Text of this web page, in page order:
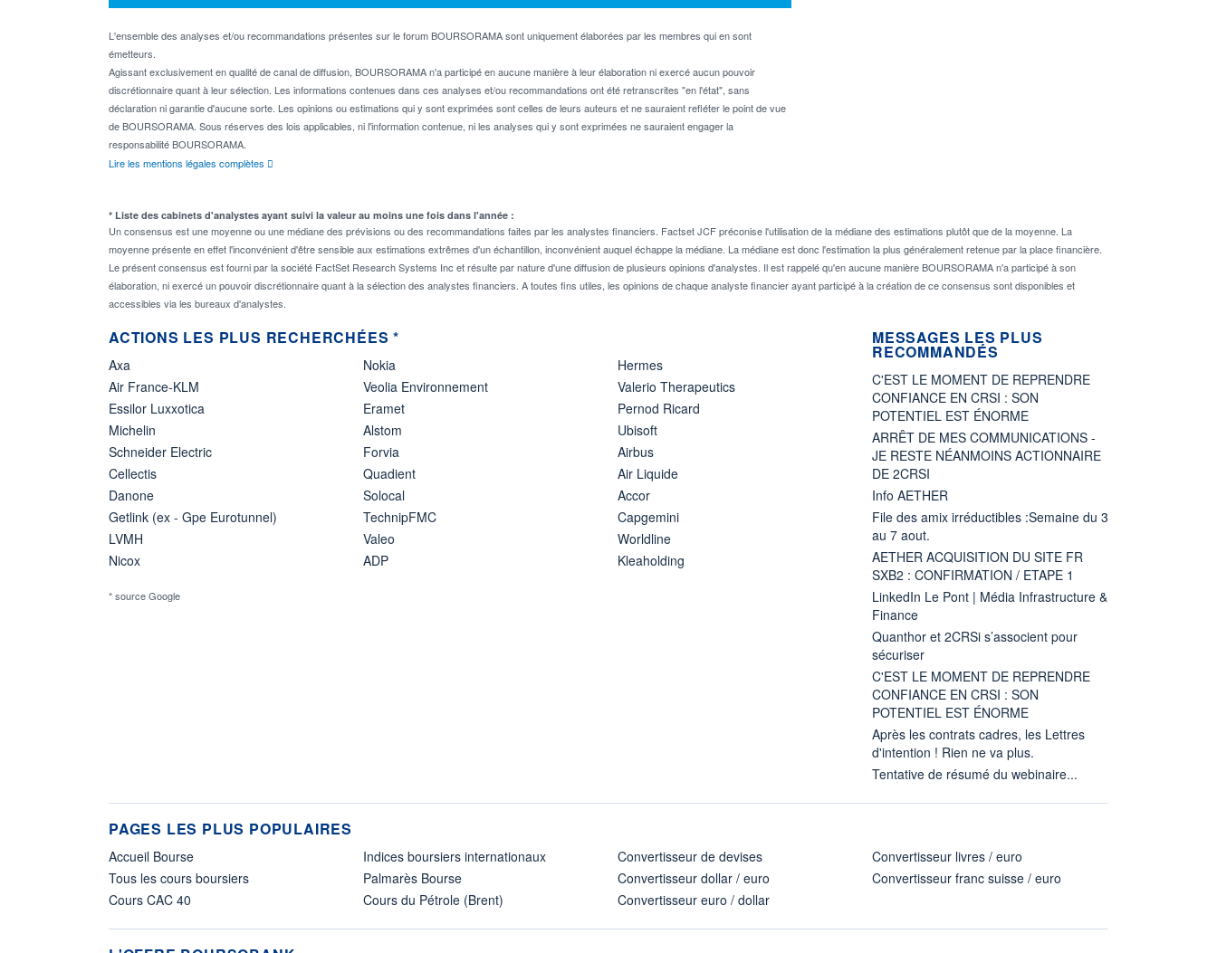
L'ensemble des analyses et/ou recommandations présentes sur le forum BOURSORAMA sont uniquement élaborées par les membres qui en sont
émetteurs.
Agissant exclusivement en qualité de canal de diffusion, BOURSORAMA n'a participé en aucune manière à leur élaboration ni exercé aucun pouvoir
discrétionnaire quant à leur sélection. Les informations contenues dans ces analyses et/ou recommandations ont été retranscrites "en l'état", sans
déclaration ni garantie d'aucune sorte. Les opinions ou estimations qui y sont exprimées sont celles de leurs auteurs et ne sauraient refléter le point de vue
de BOURSORAMA. Sous réserves des lois applicables, ni l'information contenue, ni les analyses qui y sont exprimées ne sauraient engager la
responsabilité BOURSORAMA.
Lire les mentions légales complètes
* Liste des cabinets d'analystes ayant suivi la valeur au moins une fois dans l'année :
Un consensus est une moyenne ou une médiane des prévisions ou des recommandations faites par les analystes financiers. Factset JCF préconise l'utilisation de la médiane des estimations plutôt que de la moyenne. La
moyenne présente en effet l'inconvénient d'être sensible aux estimations extrêmes d'un échantillon, inconvénient auquel échappe la médiane. La médiane est donc l'estimation la plus généralement retenue par la place financière.
Le présent consensus est fourni par la société FactSet Research Systems Inc et résulte par nature d'une diffusion de plusieurs opinions d'analystes. Il est rappelé qu'en aucune manière BOURSORAMA n'a participé à son
élaboration, ni exercé un pouvoir discrétionnaire quant à la sélection des analystes financiers. A toutes fins utiles, les opinions de chaque analyste financier ayant participé à la création de ce consensus sont disponibles et
accessibles via les bureaux d'analystes.
ACTIONS LES PLUS RECHERCHÉES *
Axa
Air France-KLM
Essilor Luxxotica
Michelin
Schneider Electric
Cellectis
Danone
Getlink (ex - Gpe Eurotunnel)
LVMH
Nicox
Nokia
Veolia Environnement
Eramet
Alstom
Forvia
Quadient
Solocal
TechnipFMC
Valeo
ADP
Hermes
Valerio Therapeutics
Pernod Ricard
Ubisoft
Airbus
Air Liquide
Accor
Capgemini
Worldline
Kleaholding
* source Google
MESSAGES LES PLUS
RECOMMANDÉS
C'EST LE MOMENT DE REPRENDRE
CONFIANCE EN CRSI : SON
POTENTIEL EST ÉNORME
ARRÊT DE MES COMMUNICATIONS -
JE RESTE NÉANMOINS ACTIONNAIRE
DE 2CRSI
Info AETHER
File des amix irréductibles :Semaine du 3
au 7 aout.
AETHER ACQUISITION DU SITE FR
SXB2 : CONFIRMATION / ETAPE 1
LinkedIn Le Pont | Média Infrastructure &
Finance
Quanthor et 2CRSi s’associent pour
sécuriser
C'EST LE MOMENT DE REPRENDRE
CONFIANCE EN CRSI : SON
POTENTIEL EST ÉNORME
Après les contrats cadres, les Lettres
d'intention ! Rien ne va plus.
Tentative de résumé du webinaire...
PAGES LES PLUS POPULAIRES
Accueil Bourse
Tous les cours boursiers
Cours CAC 40
Indices boursiers internationaux
Palmarès Bourse
Cours du Pétrole (Brent)
Convertisseur de devises
Convertisseur dollar / euro
Convertisseur euro / dollar
Convertisseur livres / euro
Convertisseur franc suisse / euro